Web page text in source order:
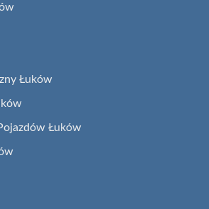
Łuków
Łuków